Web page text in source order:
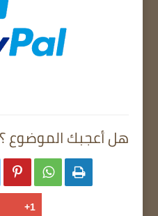
هل أعجبك الموضوع ؟
  